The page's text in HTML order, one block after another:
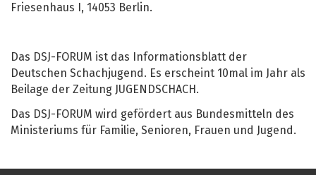
Friesenhaus I, 14053 Berlin.
Das DSJ-FORUM ist das Informationsblatt der
Deutschen Schachjugend. Es erscheint 10mal im Jahr als
Beilage der Zeitung JUGENDSCHACH.
Das DSJ-FORUM wird gefördert aus Bundesmitteln des
Ministeriums für Familie, Senioren, Frauen und Jugend.